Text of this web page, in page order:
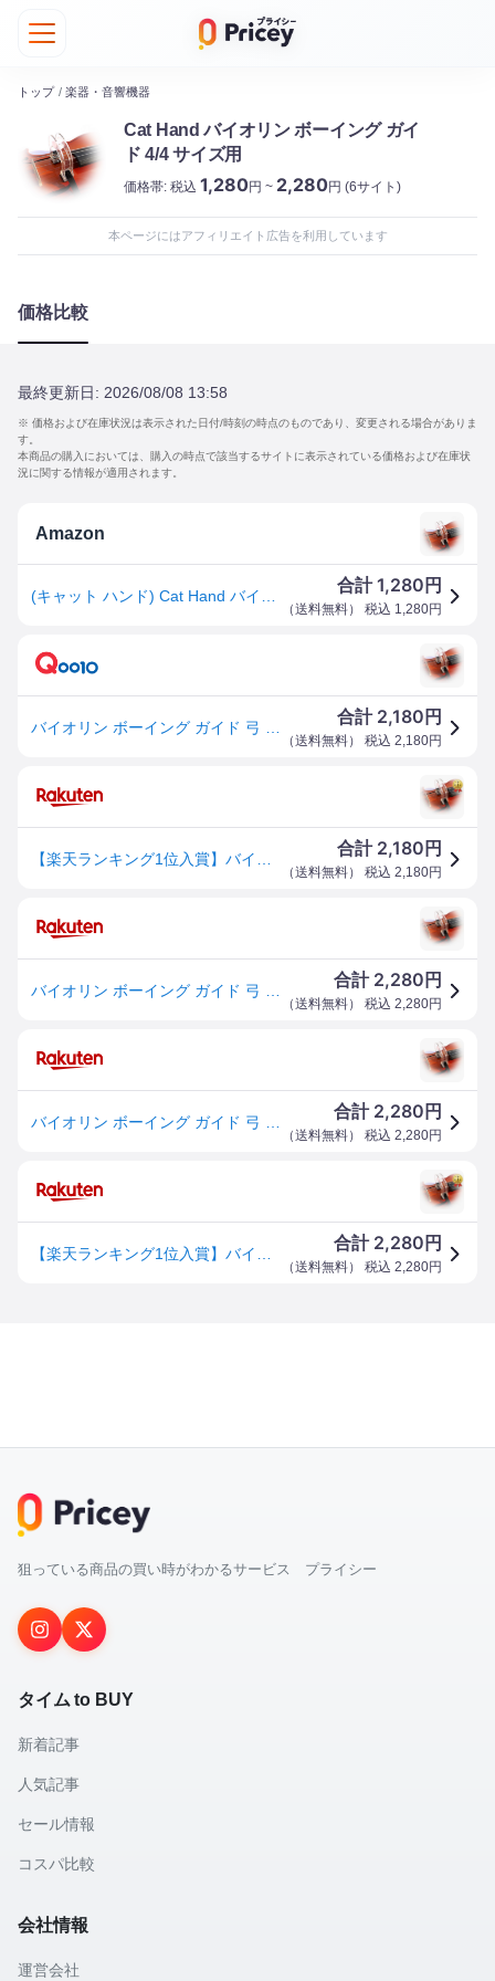
トップ / 楽器・音響機器
Cat Hand バイオリン ボーイング ガイ
ド 4/4 サイズ用
価格帯: 税込 1,280円 ~ 2,280円 (6サイト)
本ページにはアフィリエイト広告を利用しています
価格比較
最終更新日: 2026/08/08 13:58
※ 価格および在庫状況は表示された日付/時刻の時点のものであり、変更される場合がありま
す。
本商品の購入においては、購入の時点で該当するサイトに表示されている価格および在庫状
況に関する情報が適用されます。
Amazon
合計1,280 円
（送料無料） 税込 1,280円
合計 2,180 円
（送料無料） 税込 2,180円
合計 2,180 円
（送料無料） 税込 2,180円
合計 2,280 円
（送料無料） 税込 2,280円
合計 2,280 円
（送料無料） 税込 2,280円
合計 2,280 円
（送料無料） 税込 2,280円
狙っている商品の買い時がわかるサービス プライシー
タイム to BUY
新着記事
人気記事
セール情報
コスパ比較
会社情報
運営会社